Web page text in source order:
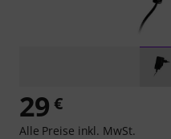
29 €
Alle Preise inkl. MwSt.